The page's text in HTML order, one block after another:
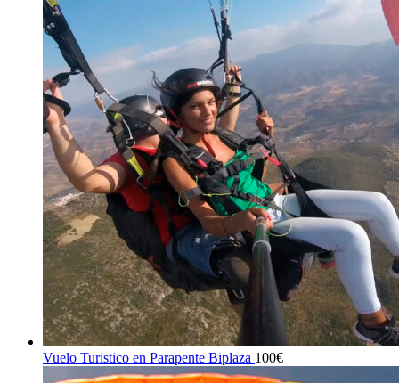
Vuelo Turistico en Parapente Biplaza 100€